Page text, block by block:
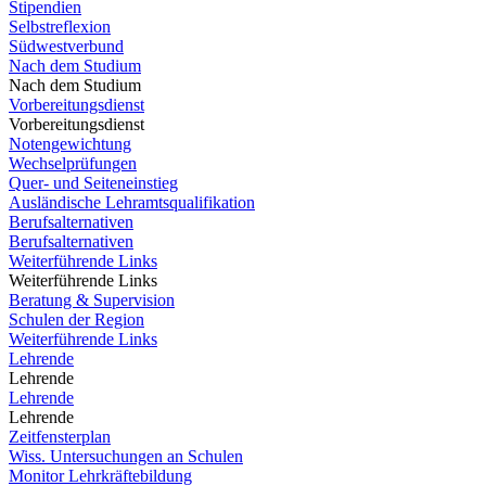
Stipendien
Selbstreflexion
Südwestverbund
Nach dem Studium
Nach dem Studium
Vorbereitungsdienst
Vorbereitungsdienst
Notengewichtung
Wechselprüfungen
Quer- und Seiteneinstieg
Ausländische Lehramtsqualifikation
Berufsalternativen
Berufsalternativen
Weiterführende Links
Weiterführende Links
Beratung & Supervision
Schulen der Region
Weiterführende Links
Lehrende
Lehrende
Lehrende
Lehrende
Zeitfensterplan
Wiss. Untersuchungen an Schulen
Monitor Lehrkräftebildung